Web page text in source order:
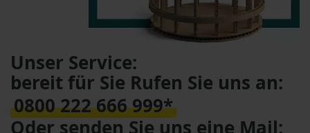
Unser Service:
bereit für Sie Rufen Sie uns an:
0800 222 666 999*
Oder senden Sie uns eine Mail: